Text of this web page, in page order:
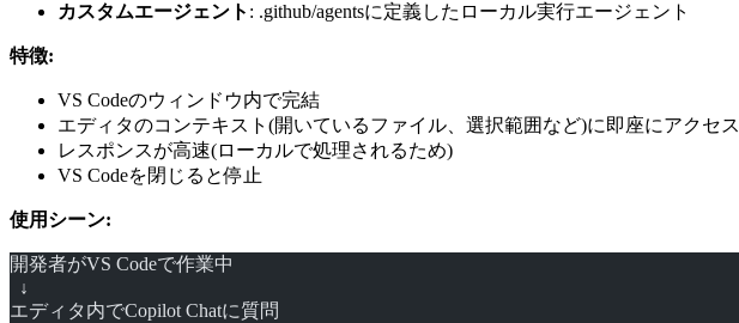
カスタムエージェント : .github/agentsに定義したローカル実行エージェント
特徴:
VS Codeのウィンドウ内で完結
エディタのコンテキスト(開いているファイル、選択範囲など)に即座にアクセス
レスポンスが高速(ローカルで処理されるため)
VS Codeを閉じると停止
使用シーン:
開発者がVS Codeで作業中
  ↓
エディタ内でCopilot Chatに質問